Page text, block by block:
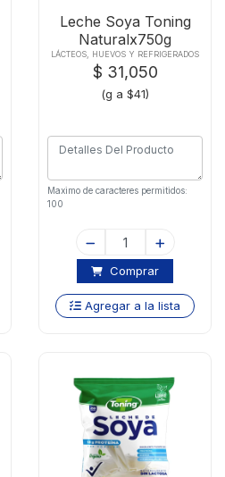
Leche Soya Toning
Naturalx750g
LÁCTEOS, HUEVOS Y REFRIGERADOS
$ 31,050
(g a $41)
Maximo de caracteres permitidos:
100
Comprar
Agregar a la lista